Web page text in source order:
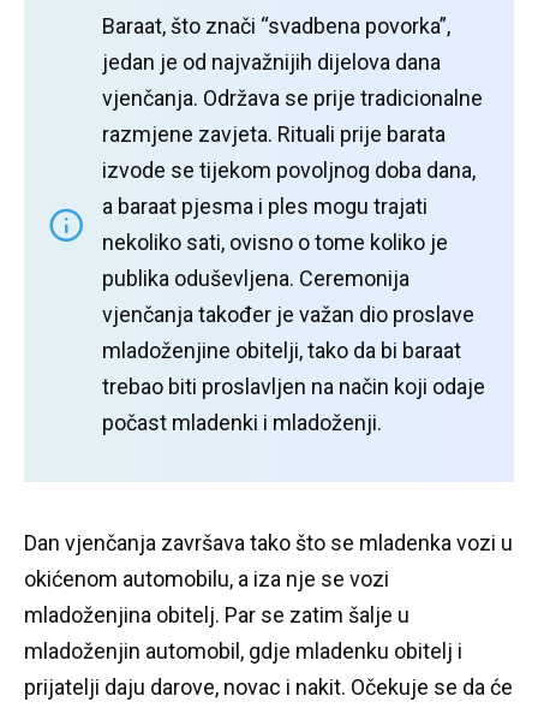
Baraat, što znači “svadbena povorka”,
jedan je od najvažnijih dijelova dana
vjenčanja. Održava se prije tradicionalne
razmjene zavjeta. Rituali prije barata
izvode se tijekom povoljnog doba dana,
a baraat pjesma i ples mogu trajati
nekoliko sati, ovisno o tome koliko je
publika oduševljena. Ceremonija
vjenčanja također je važan dio proslave
mladoženjine obitelji, tako da bi baraat
trebao biti proslavljen na način koji odaje
počast mladenki i mladoženji.
Dan vjenčanja završava tako što se mladenka vozi u
okićenom automobilu, a iza nje se vozi
mladoženjina obitelj. Par se zatim šalje u
mladoženjin automobil, gdje mladenku obitelj i
prijatelji daju darove, novac i nakit. Očekuje se da će